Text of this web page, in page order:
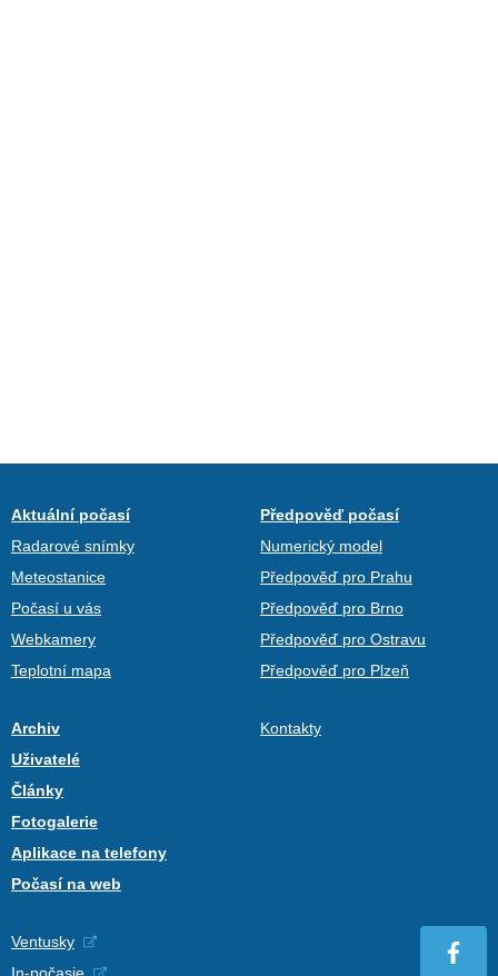
Aktuální počasí
Radarové snímky
Meteostanice
Počasí u vás
Webkamery
Teplotní mapa
Předpověď počasí
Numerický model
Předpověď pro Prahu
Předpověď pro Brno
Předpověď pro Ostravu
Předpověď pro Plzeň
Archiv
Uživatelé
Články
Fotogalerie
Aplikace na telefony
Počasí na web
Kontakty
Ventusky